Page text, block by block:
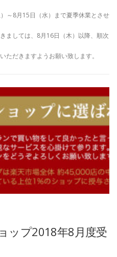
～8月15日（水）まで夏季休業とさせ
ましては、8月16日（木）以降、順次
ただきますようお願い致します。
ップ2018年8月度受